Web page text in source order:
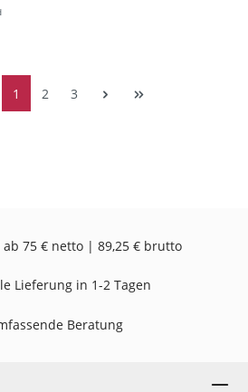
1 2 3
75 € netto | 89,25 € brutto
Lieferung in 1-2 Tagen
Beratung